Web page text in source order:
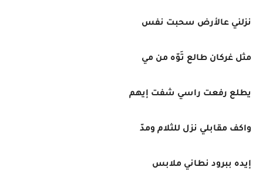
نزلني عالأرض سحبت نفس
مثل غركان طالع تَوّه من مي
يطلع رفعت راسي شفت إيهم
واكف مقابلي نزل للثلام ومدّ
إيده ببرود نطاني ملابس